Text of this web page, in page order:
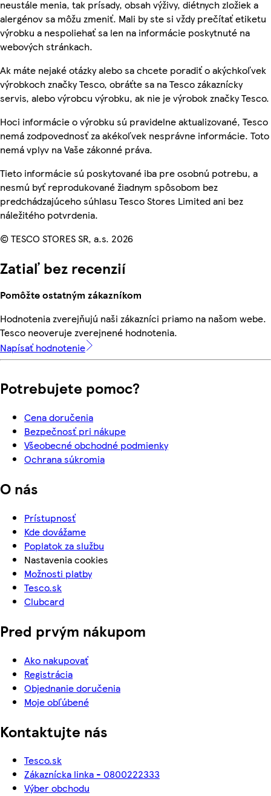
neustále menia, tak prísady, obsah výživy, diétnych zložiek a
alergénov sa môžu zmeniť. Mali by ste si vždy prečítať etiketu
výrobku a nespoliehať sa len na informácie poskytnuté na
webových stránkach.
Ak máte nejaké otázky alebo sa chcete poradiť o akýchkoľvek
výrobkoch značky Tesco, obráťte sa na Tesco zákaznícky
servis, alebo výrobcu výrobku, ak nie je výrobok značky Tesco.
Hoci informácie o výrobku sú pravidelne aktualizované, Tesco
nemá zodpovednosť za akékoľvek nesprávne informácie. Toto
nemá vplyv na Vaše zákonné práva.
Tieto informácie sú poskytované iba pre osobnú potrebu, a
nesmú byť reprodukované žiadnym spôsobom bez
predchádzajúceho súhlasu Tesco Stores Limited ani bez
náležitého potvrdenia.
© TESCO STORES SR, a.s. 2026
Zatiaľ bez recenzií
Pomôžte ostatným zákazníkom
Hodnotenia zverejňujú naši zákazníci priamo na našom webe.
Tesco neoveruje zverejnené hodnotenia.
Napísať hodnotenie
Potrebujete pomoc?
Cena doručenia
Bezpečnosť pri nákupe
Všeobecné obchodné podmienky
Ochrana súkromia
O nás
Prístupnosť
Kde dovážame
Poplatok za službu
Nastavenia cookies
Možnosti platby
Tesco.sk
Clubcard
Pred prvým nákupom
Ako nakupovať
Registrácia
Objednanie doručenia
Moje obľúbené
Kontaktujte nás
Tesco.sk
Zákaznícka linka - 0800222333
Výber obchodu